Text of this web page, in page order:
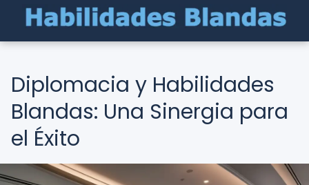
Diplomacia y Habilidades
Blandas: Una Sinergia para
el Éxito